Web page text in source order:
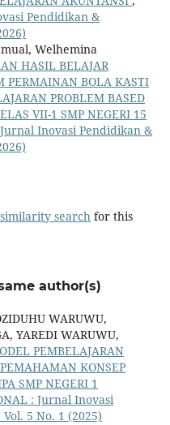
Pendidikan &
Welhemina
HASIL BELAJAR
PERMAINAN BOLA KASTI
PROBLEM BASED
VII-1 SMP NEGERI 15
Inovasi Pendidikan &
searchfor this
author(s)
WARUWU,
YAREDI WARUWU,
PEMBELAJARAN
KONSEP
SMP NEGERI 1
: Jurnal Inovasi
5 No. 1 (2025)